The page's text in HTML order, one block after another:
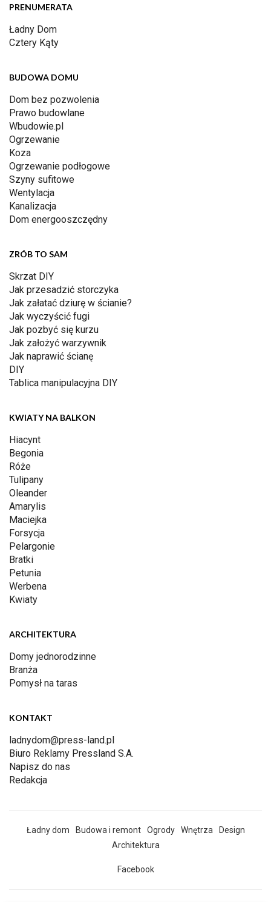
PRENUMERATA
Ładny Dom
Cztery Kąty
BUDOWA DOMU
Dom bez pozwolenia
Prawo budowlane
Wbudowie.pl
Ogrzewanie
Koza
Ogrzewanie podłogowe
Szyny sufitowe
Wentylacja
Kanalizacja
Dom energooszczędny
ZRÓB TO SAM
Skrzat DIY
Jak przesadzić storczyka
Jak załatać dziurę w ścianie?
Jak wyczyścić fugi
Jak pozbyć się kurzu
Jak założyć warzywnik
Jak naprawić ścianę
DIY
Tablica manipulacyjna DIY
KWIATY NA BALKON
Hiacynt
Begonia
Róże
Tulipany
Oleander
Amarylis
Maciejka
Forsycja
Pelargonie
Bratki
Petunia
Werbena
Kwiaty
ARCHITEKTURA
Domy jednorodzinne
Branża
Pomysł na taras
KONTAKT
ladnydom@press-land.pl
Biuro Reklamy Pressland S.A.
Napisz do nas
Redakcja
Ładny dom Budowa i remont Ogrody Wnętrza
Design
Architektura
Facebook